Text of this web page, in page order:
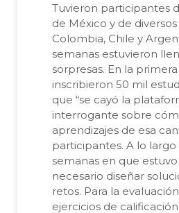
Tuvieron participantes
de México y de
Colombia, Chile y
semanas estuvieron
sorpresas. En la
inscribieron 50 mil
que “se cayó la
interrogante sobre
aprendizajes de esa
participantes. A lo largo
semanas en que
necesario diseñar
retos. Para la
ejercicios de